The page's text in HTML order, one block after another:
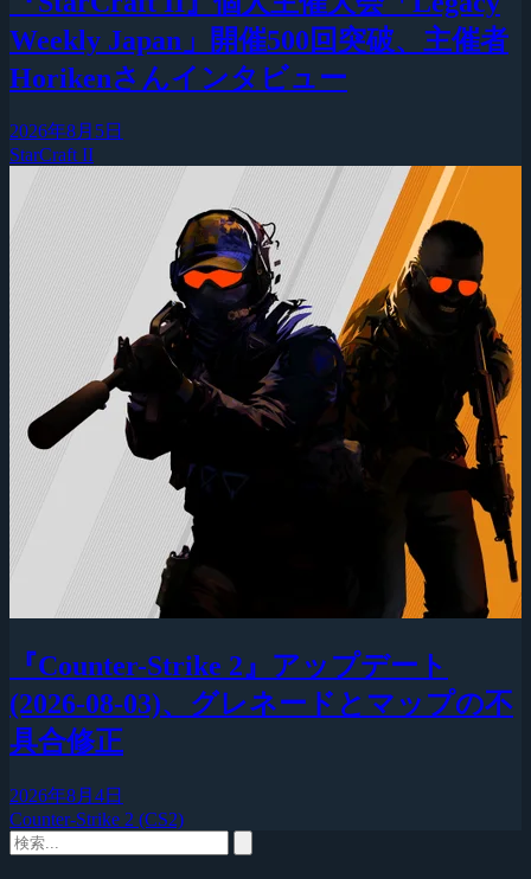
Weekly Japan」開催500回突破、主催者
Horikenさんインタビュー
2026年8月5日
StarCraft II
『Counter-Strike 2』アップデート
(2026-08-03)、グレネードとマップの不
具合修正
2026年8月4日
Counter-Strike 2 (CS2)